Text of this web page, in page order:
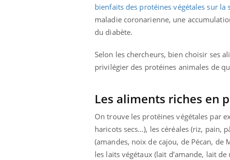
bienfaits des protéines végétales sur la
maladie coronarienne, une
du diabète.
Selon les chercheurs, bien choisir ses
privilégier des protéines animales de
Les aliments riches en
On trouve les protéines végétales par
haricots secs…), les céréales (riz, pain,
(amandes, noix de cajou, de Pécan, de
les laits végétaux (lait d’amande, lait de